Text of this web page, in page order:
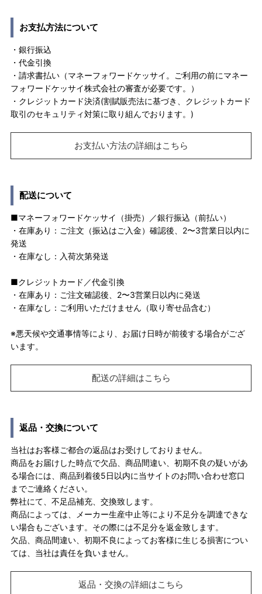
お支払方法について
・銀行振込
・代金引換
・請求書払い（マネーフォワードケッサイ。ご利用の前にマネー
フォワードケッサイ株式会社の審査が必要です。）
・クレジットカード決済(割賦販売法に基づき、クレジットカード
取引のセキュリティ対策に取り組んでおります。)
お支払い方法の詳細はこちら
配送について
■マネーフォワードケッサイ（掛売）／銀行振込（前払い）
・在庫あり：ご注文（振込はご入金）確認後、2〜3営業日以内に
発送
・在庫なし：入荷次第発送
■クレジットカード／代金引換
・在庫あり：ご注文確認後、2〜3営業日以内に発送
・在庫なし：ご利用いただけません（取り寄せ品含む）
※悪天候や交通事情等により、お届け日時が前後する場合がござ
います。
配送の詳細はこちら
返品・交換について
当社はお客様ご都合の返品はお受けしておりません。
商品をお届けした時点で欠品、商品間違い、初期不良の疑いがあ
る場合には、商品到着後5日以内に当サイトのお問い合わせ窓口
までご連絡ください。
弊社にて、不足品補充、交換致します。
商品によっては、メーカー生産中止等により不足分を調達できな
い場合もございます。その際には不足分を返金致します。
欠品、商品間違い、初期不良によってお客様に生じる損害につい
ては、当社は責任を負いません。
返品・交換の詳細はこちら